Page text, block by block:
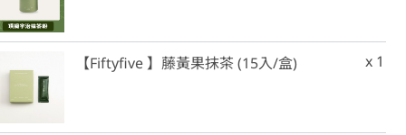
【Fiftyfive 】藤黃果抹茶 (15入/盒) x 1